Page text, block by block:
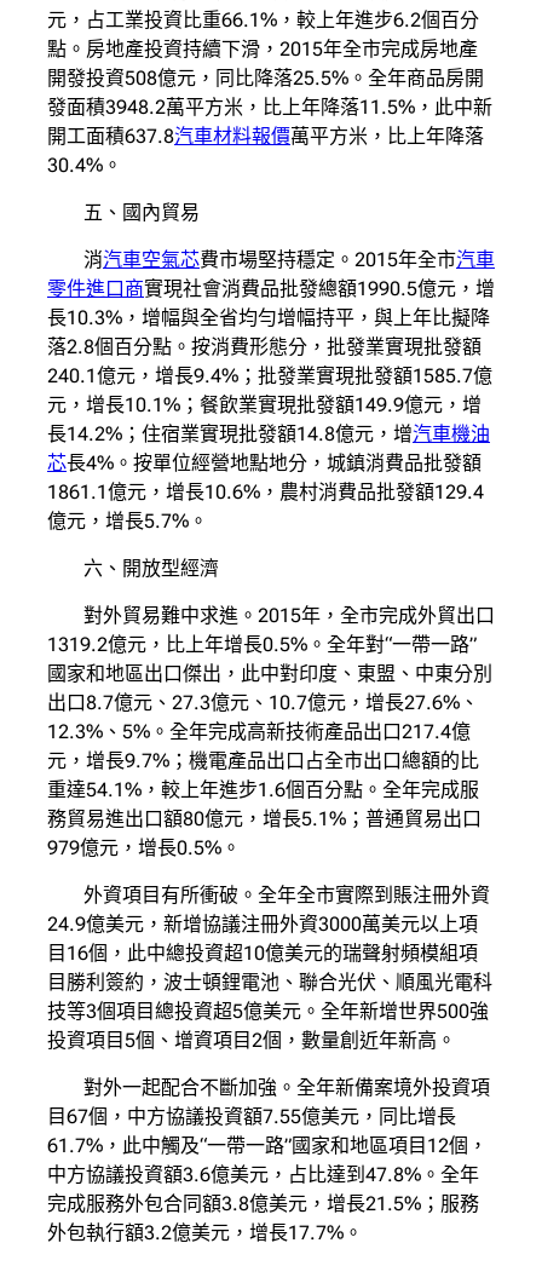
元，占工業投資比重66.1%，較上年進步6.2個百分
點。房地產投資持續下滑，2015年全市完成房地產
開發投資508億元，同比降落25.5%。全年商品房開
發面積3948.2萬平方米，比上年降落11.5%，此中新
開工面積637.8汽車材料報價萬平方米，比上年降落
30.4%。
五、國內貿易
消汽車空氣芯費市場堅持穩定。2015年全市汽車
零件進口商實現社會消費品批發總額1990.5億元，增
長10.3%，增幅與全省均勻增幅持平，與上年比擬降
落2.8個百分點。按消費形態分，批發業實現批發額
240.1億元，增長9.4%；批發業實現批發額1585.7億
元，增長10.1%；餐飲業實現批發額149.9億元，增
長14.2%；住宿業實現批發額14.8億元，增汽車機油
芯長4%。按單位經營地點地分，城鎮消費品批發額
1861.1億元，增長10.6%，農村消費品批發額129.4
億元，增長5.7%。
六、開放型經濟
對外貿易難中求進。2015年，全市完成外貿出口
1319.2億元，比上年增長0.5%。全年對“一帶一路”
國家和地區出口傑出，此中對印度、東盟、中東分別
出口8.7億元、27.3億元、10.7億元，增長27.6%、
12.3%、5%。全年完成高新技術產品出口217.4億
元，增長9.7%；機電產品出口占全市出口總額的比
重達54.1%，較上年進步1.6個百分點。全年完成服
務貿易進出口額80億元，增長5.1%；普通貿易出口
979億元，增長0.5%。
外資項目有所衝破。全年全市實際到賬注冊外資
24.9億美元，新增協議注冊外資3000萬美元以上項
目16個，此中總投資超10億美元的瑞聲射頻模組項
目勝利簽約，波士頓鋰電池、聯合光伏、順風光電科
技等3個項目總投資超5億美元。全年新增世界500強
投資項目5個、增資項目2個，數量創近年新高。
對外一起配合不斷加強。全年新備案境外投資項
目67個，中方協議投資額7.55億美元，同比增長
61.7%，此中觸及“一帶一路”國家和地區項目12個，
中方協議投資額3.6億美元，占比達到47.8%。全年
完成服務外包合同額3.8億美元，增長21.5%；服務
外包執行額3.2億美元，增長17.7%。